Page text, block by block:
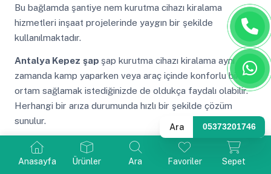
Anasayfa Ürünler Ara Favoriler Sepet
Bu bağlamda şantiye nem kurutma cihazı kiralama
hizmetleri inşaat projelerinde yaygın bir şekilde
kullanılmaktadır.
Antalya Kepez şap şap kurutma cihazı kiralama aynı
zamanda kamp yaparken veya araç içinde konforlu bir
ortam sağlamak istediğinizde de oldukça faydalı olabilir.
Herhangi bir arıza durumunda hızlı bir şekilde çözüm
sunulur.
Antalya Kepez
ankara elektrikli ısıtıcı
kiralama elektrikli ısıtıcı kiralama mazotlu ısıtıcıların
Ara 05373201746